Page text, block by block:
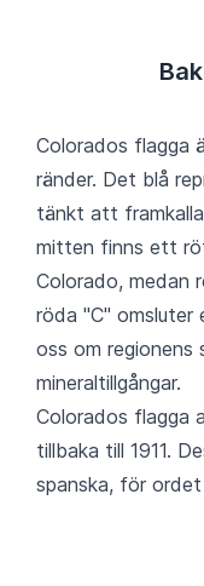
Colorados flagga
ränder. Det blå
tänkt att
mitten finns ett
Colorado, medan
röda "C" omsluter
oss om regionens
mineraltillgångar.
Colorados flagga
tillbaka till 1911.
spanska, för